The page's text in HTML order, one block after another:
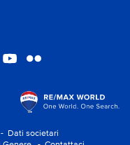
- Dati societari